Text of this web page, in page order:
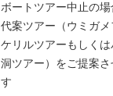
ボートツアー中止の
代案ツアー（ウミガ
ケリルツアーもしく
洞ツアー）をご提案さ
す